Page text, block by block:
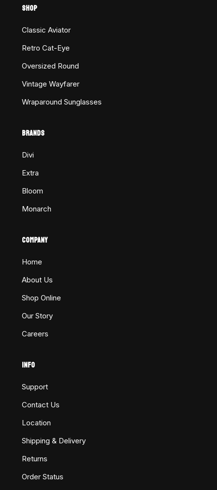
SHOP
Classic Aviator
Retro Cat-Eye
Oversized Round
Vintage Wayfarer
Wraparound Sunglasses
BRANDS
Divi
Extra
Bloom
Monarch
COMPANY
Home
About Us
Shop Online
Our Story
Careers
INFO
Support
Contact Us
Location
Shipping & Delivery
Returns
Order Status